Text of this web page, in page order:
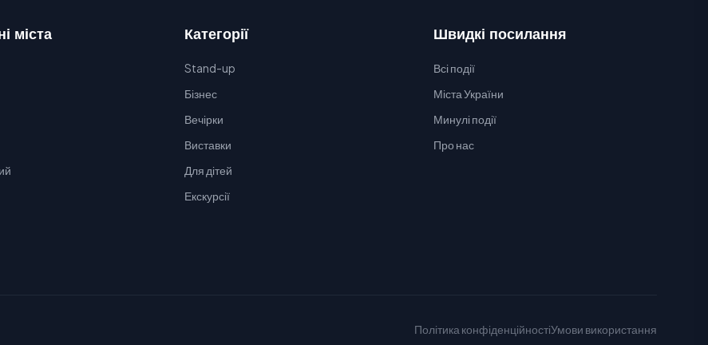
міста Категорії
Stand-up
Бізнес
Вечірки
Виставки
Для дітей
Екскурсії
Швидкі посилання
Всі події
Міста України
Минулі події
Про нас
Політика конфіденційностіУмови використання